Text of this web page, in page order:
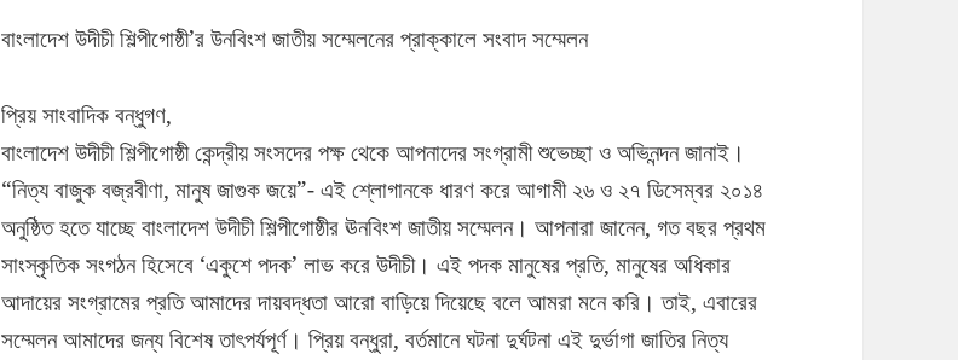
বাংলাদেশ উদীচী শিল্পীগোষ্ঠী’র উনবিংশ জাতীয় সম্মেলনের প্রাক্কালে সংবাদ সম্মেলন
প্রিয় সাংবাদিক বন্ধুগণ,
বাংলাদেশ উদীচী শিল্পীগোষ্ঠী কেন্দ্রীয় সংসদের পক্ষ থেকে আপনাদের সংগ্রামী শুভেচ্ছা ও অভিনন্দন জানাই।
“নিত্য বাজুক বজ্রবীণা, মানুষ জাগুক জয়ে”- এই শ্লোগানকে ধারণ করে আগামী ২৬ ও ২৭ ডিসেম্বর ২০১৪
অনুষ্ঠিত হতে যাচ্ছে বাংলাদেশ উদীচী শিল্পীগোষ্ঠীর ঊনবিংশ জাতীয় সম্মেলন। আপনারা জানেন, গত বছর প্রথম
সাংস্কৃতিক সংগঠন হিসেবে ‘একুশে পদক’ লাভ করে উদীচী। এই পদক মানুষের প্রতি, মানুষের অধিকার
আদায়ের সংগ্রামের প্রতি আমাদের দায়বদ্ধতা আরো বাড়িয়ে দিয়েছে বলে আমরা মনে করি। তাই, এবারের
সম্মেলন আমাদের জন্য বিশেষ তাৎপর্যপূর্ণ। প্রিয় বন্ধুরা, বর্তমানে ঘটনা দুর্ঘটনা এই দুর্ভাগা জাতির নিত্য